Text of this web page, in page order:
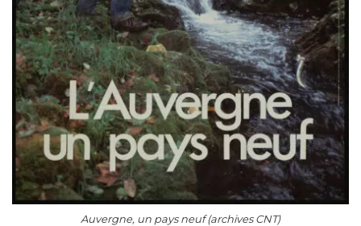
Auvergne, un pays neuf (archives CNT)